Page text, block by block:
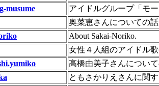
musume
アイドルグループ「モ
奥菜恵さんについての
About Sakai-Noriko.
女性４人組のアイドル
高橋由美子さんについ
ともさかりえさんに関